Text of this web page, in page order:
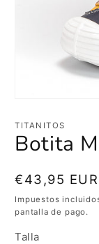
multimedia
1
en
modal
TITANITOS
Botita
Precio
habitual
€43,95 EUR
Impuestos
pantalla de pago.
Talla